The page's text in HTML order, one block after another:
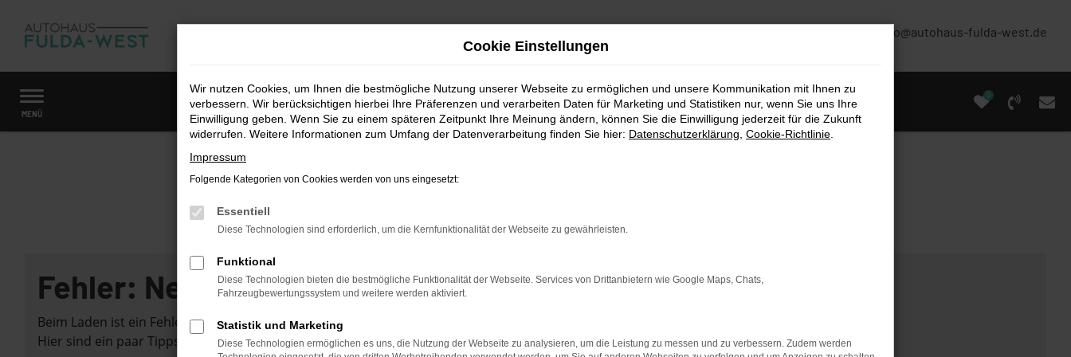
Zum
Hauptinhalt
info@autohaus-fulda-west.de
MENÜ
0
Startseite Fahrzeugmarkt
Fehler: Network Error
Beim Laden ist ein Fehler aufgetreten.
Hier sind ein paar Tipps, die dir helfen können:
Cookie Einstellungen
Wir nutzen Cookies, um Ihnen die bestmögliche Nutzung unserer Webseite zu ermöglichen und unsere Kommunikation mit Ihnen zu
verbessern. Wir berücksichtigen hierbei Ihre Präferenzen und verarbeiten Daten für Marketing und Statistiken nur, wenn Sie uns Ihre
Einwilligung geben. Wenn Sie zu einem späteren Zeitpunkt Ihre Meinung ändern, können Sie die Einwilligung jederzeit für die Zukunft
widerrufen. Weitere Informationen zum Umfang der Datenverarbeitung finden Sie hier: Datenschutzerklärung Cookie-Richtlinie
Impressum
Folgende Kategorien von Cookies werden von uns eingesetzt:
Essentiell
Diese Technologien sind erforderlich, um die Kernfunktionalität der Webseite zu gewährleisten.
Funktional
Diese Technologien bieten die bestmögliche Funktionalität der Webseite. Services von Drittanbietern wie Google Maps, Chats,
Fahrzeugbewertungssystem und weitere werden aktiviert.
Statistik und Marketing
Diese Technologien ermöglichen es uns, die Nutzung der Webseite zu analysieren, um die Leistung zu messen und zu verbessern. Zudem werden